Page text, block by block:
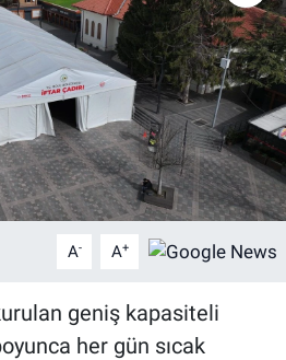
A- A+
geniş kapasiteli
her gün sıcak